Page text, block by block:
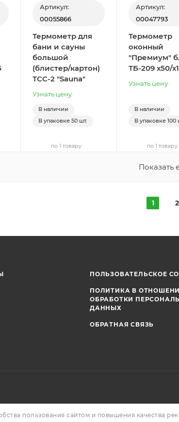
Артикул:
00055866
Термометр для
бани и сауны
большой
(блистер/картон)
ТСС-2 "Sauna"
Узнать цену
В наличии
В упаковке 50 шт.
по 1 товару
Артикул:
00047793
Термометр
оконный
"Премиум"
ТБ-209 х50/
Узнать цену
В наличии
В упаковке100
по 1 товару
Показать
1 2
ПОЛЬЗОВАТЕЛЬСКОЕ
ПОЛИТИКА В
ОБРАБОТКИ
ДАННЫХ
ОБРАТНАЯ СВЯЗЬ
пользования сайтом и повышения качества